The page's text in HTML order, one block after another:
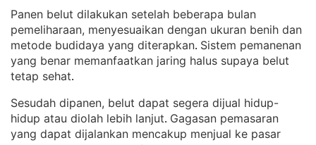
Panen belut dilakukan setelah beberapa bulan
pemeliharaan, menyesuaikan dengan ukuran benih dan
metode budidaya yang diterapkan. Sistem pemanenan
yang benar memanfaatkan jaring halus supaya belut
tetap sehat.
Sesudah dipanen, belut dapat segera dijual hidup-
hidup atau diolah lebih lanjut. Gagasan pemasaran
yang dapat dijalankan mencakup menjual ke pasar